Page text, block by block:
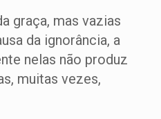
graça, mas vazias
da ignorância, a
nelas não produz
muitas vezes,